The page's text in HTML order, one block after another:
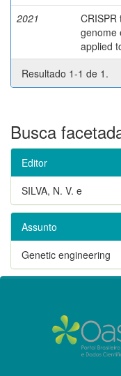
2021
CRISPR
genome
applied
Resultado 1-1 de 1.
Busca
Editor
SILVA, N. V. e
Assunto
Genetic engineering